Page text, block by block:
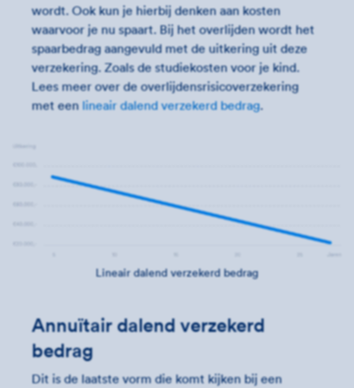
wordt. Ook kun je hierbij denken aan kosten
waarvoor je nu spaart. Bij het overlijden wordt het
spaarbedrag aangevuld met de uitkering uit deze
verzekering. Zoals de studiekosten voor je kind.
Lees meer over de overlijdensrisicoverzekering
met eenlineair dalend verzekerd bedrag.
Lineair dalend verzekerd bedrag
Annuïtair dalend verzekerd
bedrag
Dit is de laatste vorm die komt kijken bij een